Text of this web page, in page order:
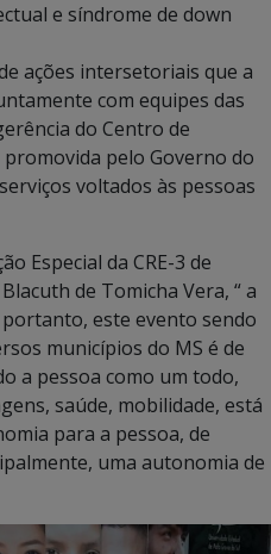
e síndrome de down
ações intersetoriais que a
com equipes das
do Centro de
promovida pelo Governo do
voltados às pessoas
Especial da CRE-3 de
de Tomicha Vera, “ a
este evento sendo
municípios do MS é de
a pessoa como um todo,
saúde, mobilidade, está
para a pessoa, de
uma autonomia de